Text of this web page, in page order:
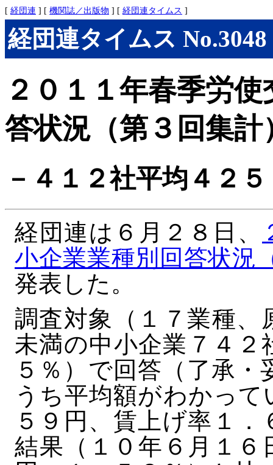
[ 経団連 ] [ 機関誌／出版物 ] [ 経団連タイムス ]
経団連タイムス No.3048
２０１１年春季労
答状況（第３回集計
－４１２社平均４２
経団連は６月２８日、
小企業業種別回答状況
発表した。
調査対象（１７業種、
未満の中小企業７４
５％）で回答（了承
うち平均額がわかっ
５９円、賃上げ率１
結果（１０年６月１６